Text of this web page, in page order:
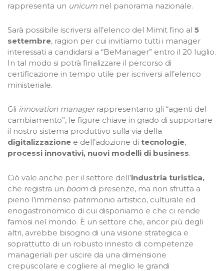
rappresenta un unicum nel panorama nazionale.
Sarà possibile iscriversi all’elenco del Mimit fino al 5
settembre, ragion per cui invitiamo tutti i manager
interessati a candidarsi a “BeManager” entro il 20 luglio.
In tal modo si potrà finalizzare il percorso di
certificazione in tempo utile per iscriversi all’elenco
ministeriale.
Gli innovation managerrappresentano gli “agenti del
cambiamento”, le figure chiave in grado di supportare
il nostro sistema produttivo sulla via della
digitalizzazione e dell’adozione di tecnologie,
processi innovativi, nuovi modelli di business.
Ciò vale anche per il settore dell’industria turistica,
che registra un boom di presenze, ma non sfrutta a
pieno l’immenso patrimonio artistico, culturale ed
enogastronomico di cui disponiamo e che ci rende
famosi nel mondo. È un settore che, ancor più degli
altri, avrebbe bisogno di una visione strategica e
soprattutto di un robusto innesto di competenze
manageriali per uscire da una dimensione
crepuscolare e cogliere al meglio le grandi